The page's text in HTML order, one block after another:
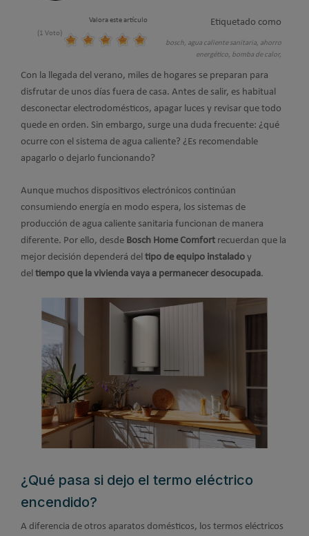
Valora este artículo
(1 Voto)
Etiquetado como
bosch, agua caliente sanitaria, ahorro
energético, bomba de calor,
Con la llegada del verano, miles de hogares se preparan para
disfrutar de unos días fuera de casa. Antes de salir, es habitual
desconectar electrodomésticos, apagar luces y revisar que todo
quede en orden. Sin embargo, surge una duda frecuente: ¿qué
ocurre con el sistema de agua caliente? ¿Es recomendable
apagarlo o dejarlo funcionando?
Aunque muchos dispositivos electrónicos continúan
consumiendo energía en modo espera, los sistemas de
producción de agua caliente sanitaria funcionan de manera
diferente. Por ello, desde Bosch Home Comfort recuerdan que la
mejor decisión dependerá del tipo de equipo instalado y
del tiempo que la vivienda vaya a permanecer desocupada.
¿Qué pasa si dejo el termo eléctrico
encendido?
A diferencia de otros aparatos domésticos, los termos eléctricos